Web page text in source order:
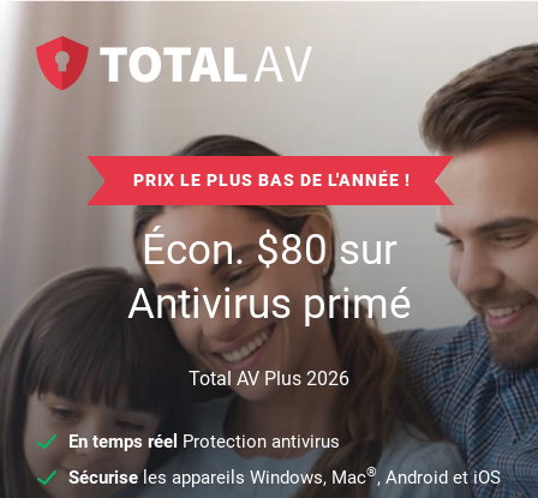
PRIX LE PLUS BAS DE L'ANNÉE !
Écon.$80sur
Antivirus primé
Total AV Plus 2026
En temps réel Protection antivirus
Sécuriseles appareils Windows, Mac®, Android et iOS